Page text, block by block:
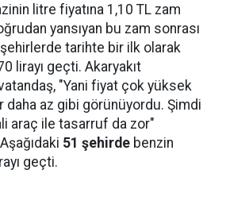
litre fiyatına 1,10 TL zam
yansıyan bu zam sonrası
şehirlerde tarihte bir ilk olarak
lirayı geçti. Akaryakıt
"Yani fiyat çok yüksek
daha az gibi görünüyordu. Şimdi
araç ile tasarruf da zor"
51 şehirde benzin
geçti.